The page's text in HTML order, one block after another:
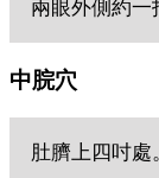
兩眼外側約一
中脘穴
肚臍上四吋處